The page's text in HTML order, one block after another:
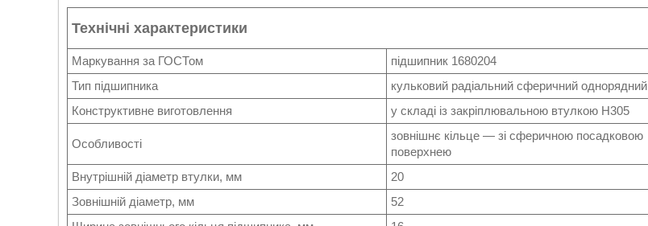
Технічні характеристики
Маркування за ГОСТом
підшипник 1680204
Тип підшипника
кульковий радіальний сферичний однорядний
Конструктивне виготовлення
у складі із закріплювальною втулкою Н305
Особливості
зовнішнє кільце — зі сферичною посадковою
поверхнею
Внутрішній діаметр втулки, мм
20
Зовнішній діаметр, мм
52